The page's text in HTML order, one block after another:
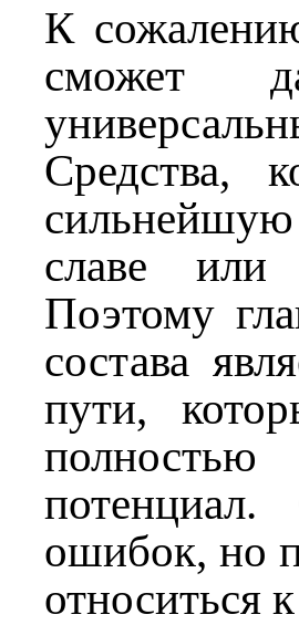
К
сможет
Средства,
славе или
Поэтому
состава
пути,
ошибок, но
относиться